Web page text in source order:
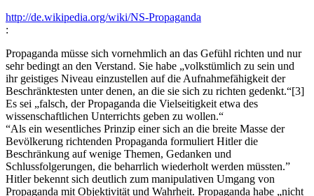
http://de.wikipedia.org/wiki/NS-Propaganda
:
Propaganda müsse sich vornehmlich an das Gefühl richten und nur
sehr bedingt an den Verstand. Sie habe „volkstümlich zu sein und
ihr geistiges Niveau einzustellen auf die Aufnahmefähigkeit der
Beschränktesten unter denen, an die sie sich zu richten gedenkt.“[3]
Es sei „falsch, der Propaganda die Vielseitigkeit etwa des
wissenschaftlichen Unterrichts geben zu wollen.“
“Als ein wesentliches Prinzip einer sich an die breite Masse der
Bevölkerung richtenden Propaganda formuliert Hitler die
Beschränkung auf wenige Themen, Gedanken und
Schlussfolgerungen, die beharrlich wiederholt werden müssten.”
Hitler bekennt sich deutlich zum manipulativen Umgang von
Propaganda mit Objektivität und Wahrheit. Propaganda habe „nicht